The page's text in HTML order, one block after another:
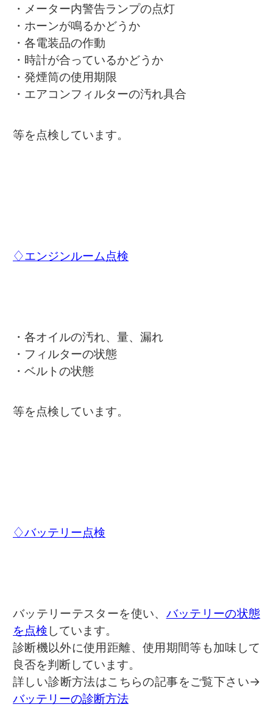
・メーター内警告ランプの点灯
・ホーンが鳴るかどうか
・各電装品の作動
・時計が合っているかどうか
・発煙筒の使用期限
・エアコンフィルターの汚れ具合
等を点検しています。
♢エンジンルーム点検
・各オイルの汚れ、量、漏れ
・フィルターの状態
・ベルトの状態
等を点検しています。
♢バッテリー点検
バッテリーテスターを使い、 バッテリーの状態
を点検 しています。
診断機以外に使用距離、使用期間等も加味して
良否を判断しています。
詳しい診断方法はこちらの記事をご覧下さい→
バッテリーの診断方法